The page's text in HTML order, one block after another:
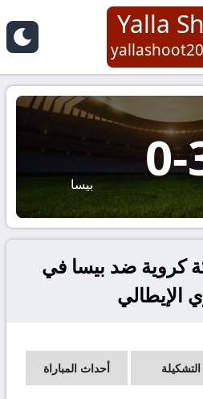
Yalla
-
0 بيسا
كروية ضد بيسا في
الإيطالي
التشكيلة أحداث المباراة